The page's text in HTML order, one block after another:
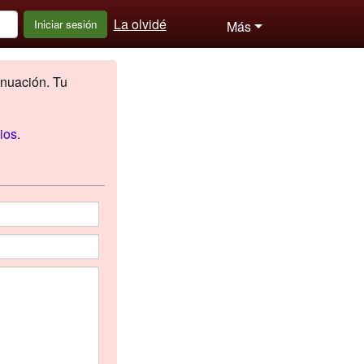
Iniciar sesión La olvidé Más
Tu
.